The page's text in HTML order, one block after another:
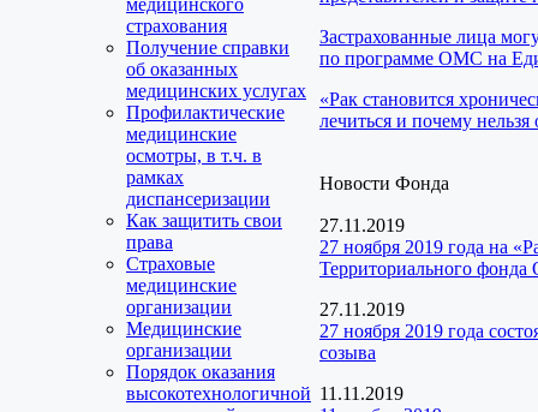
медицинского
страхования
Получение справки
об оказанных
медицинских услугах
Профилактические
медицинские
осмотры, в т.ч. в
рамках
диспансеризации
Как защитить свои
права
Страховые
медицинские
организации
Медицинские
организации
Порядок оказания
высокотехнологичной
Застрахованные лица
по программе ОМС на
«Рак становится
лечиться и почему нельзя
Новости Фонда
27.11.2019
27 ноября 2019 года на
Территориального
27.11.2019
27 ноября 2019 года
созыва
11.11.2019